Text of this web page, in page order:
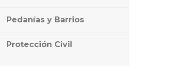
Pedanías y Barrios
Protección Civil